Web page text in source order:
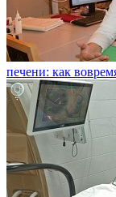
печени: как